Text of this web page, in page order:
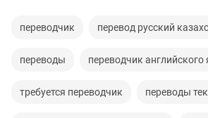
переводчик перевод русский
переводы переводчик английского
требуется переводчик переводы